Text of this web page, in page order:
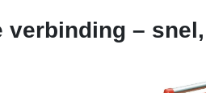
verbinding –